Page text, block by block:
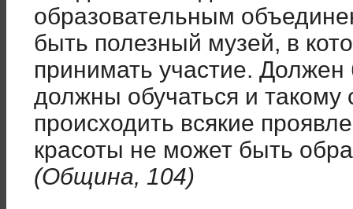
образовательным
быть полезный музей, в
принимать участие. Должен
должны обучаться и такому
происходить всякие
красоты не может быть
(Община, 104)